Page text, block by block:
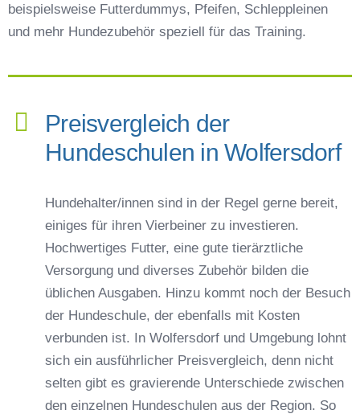
beispielsweise Futterdummys, Pfeifen, Schleppleinen
und mehr Hundezubehör speziell für das Training.
Preisvergleich der
Hundeschulen in Wolfersdorf
Hundehalter/innen sind in der Regel gerne bereit,
einiges für ihren Vierbeiner zu investieren.
Hochwertiges Futter, eine gute tierärztliche
Versorgung und diverses Zubehör bilden die
üblichen Ausgaben. Hinzu kommt noch der Besuch
der Hundeschule, der ebenfalls mit Kosten
verbunden ist. In Wolfersdorf und Umgebung lohnt
sich ein ausführlicher Preisvergleich, denn nicht
selten gibt es gravierende Unterschiede zwischen
den einzelnen Hundeschulen aus der Region. So